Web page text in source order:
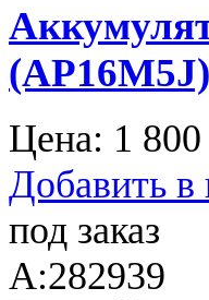
(AP16M5J)
Цена: 1
Добавить в
под заказ
A:282939